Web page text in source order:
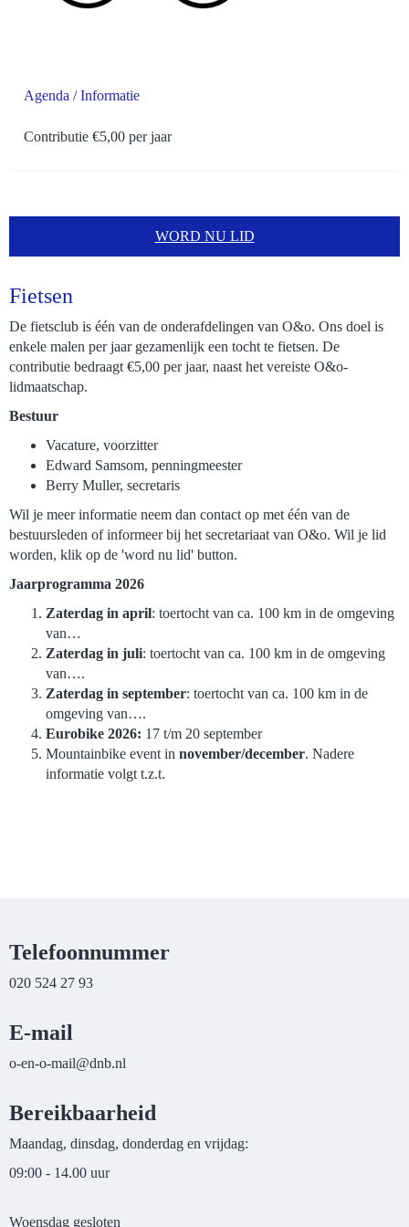
Agenda / Informatie
Contributie €5,00 per jaar
WORD NU LID
Fietsen
De fietsclub is één van de onderafdelingen van O&o. Ons doel is
enkele malen per jaar gezamenlijk een tocht te fietsen. De
contributie bedraagt €5,00 per jaar, naast het vereiste O&o-
lidmaatschap.
Bestuur
Vacature, voorzitter
Edward Samsom, penningmeester
Berry Muller, secretaris
Wil je meer informatie neem dan contact op met één van de
bestuursleden of informeer bij het secretariaat van O&o. Wil je lid
worden, klik op de 'word nu lid' button.
Jaarprogramma 2026
Zaterdag in april: toertocht van ca. 100 km in de omgeving
van…
Zaterdag in juli: toertocht van ca. 100 km in de omgeving
van….
Zaterdag in september: toertocht van ca. 100 km in de
omgeving van….
Eurobike 2026: 17 t/m 20 september
Mountainbike event in november/december. Nadere
informatie volgt t.z.t.
Telefoonnummer
020 524 27 93
E-mail
liam-o-ne-o@dnb.nl
Bereikbaarheid
Maandag, dinsdag, donderdag en vrijdag:
09:00 - 14.00 uur
Woensdag gesloten